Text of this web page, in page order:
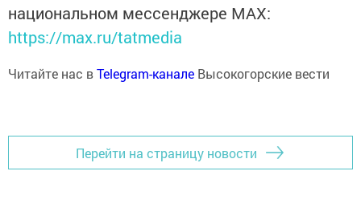
национальном мессенджере MАХ:
https://max.ru/tatmedia
Читайте нас вTelegram-канале Высокогорские вести
Перейти на страницу новости